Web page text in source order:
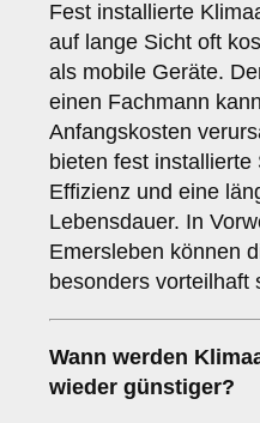
Fest installierte
auf lange Sicht oft
als mobile Geräte.
einen Fachmann
Anfangskosten
bieten fest installierte
Effizienz und eine
Lebensdauer. In
Emersleben können
besonders vorteilhaft
Wann werden
wieder günstiger?